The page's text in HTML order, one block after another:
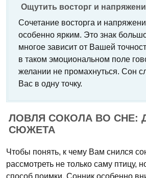
Ощутить восторг и
Сочетание восторга и
особенно ярким. Это знак
многое зависит от Вашей
в таком эмоциональном поле
желании не промахнуться. Сон
Вас в одну точку.
ЛОВЛЯ СОКОЛА ВО СНЕ:
СЮЖЕТА
Чтобы понять, к чему Вам снился
рассмотреть не только саму птицу,
способ поимки. Сонник особенно